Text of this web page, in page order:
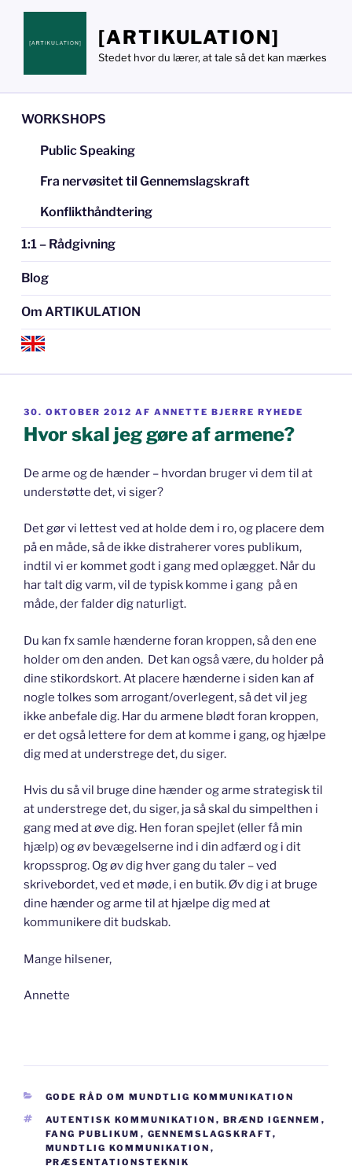
Videre
indhold
[ARTIKULATION]
Stedet hvor du lærer, at tale så det kan mærkes
WORKSHOPS
Public Speaking
Fra nervøsitet til Gennemslagskraft
Konflikthåndtering
1:1 – Rådgivning
Blog
Om ARTIKULATION
UDGIVET
DEN
30. OKTOBER 2012 AF ANNETTE BJERRE RYHEDE
Hvor skal jeg gøre af armene?
De arme og de hænder – hvordan bruger vi dem til at
understøtte det, vi siger?
Det gør vi lettest ved at holde dem i ro, og placere dem
på en måde, så de ikke distraherer vores publikum,
indtil vi er kommet godt i gang med oplægget. Når du
har talt dig varm, vil de typisk komme i gang på en
måde, der falder dig naturligt.
Du kan fx samle hænderne foran kroppen, så den ene
holder om den anden. Det kan også være, du holder på
dine stikordskort. At placere hænderne i siden kan af
nogle tolkes som arrogant/overlegent, så det vil jeg
ikke anbefale dig. Har du armene blødt foran kroppen,
er det også lettere for dem at komme i gang, og hjælpe
dig med at understrege det, du siger.
Hvis du så vil bruge dine hænder og arme strategisk til
at understrege det, du siger, ja så skal du simpelthen i
gang med at øve dig. Hen foran spejlet (eller få min
hjælp) og øv bevægelserne ind i din adfærd og i dit
kropssprog. Og øv dig hver gang du taler – ved
skrivebordet, ved et møde, i en butik. Øv dig i at bruge
dine hænder og arme til at hjælpe dig med at
kommunikere dit budskab.
Mange hilsener,
Annette
KATEGORIER
GODE RÅD OM MUNDTLIG KOMMUNIKATION
TAGS
AUTENTISK KOMMUNIKATION , BRÆND IGENNEM ,
FANG PUBLIKUM , GENNEMSLAGSKRAFT,
MUNDTLIG KOMMUNIKATION ,
PRÆSENTATIONSTEKNIK